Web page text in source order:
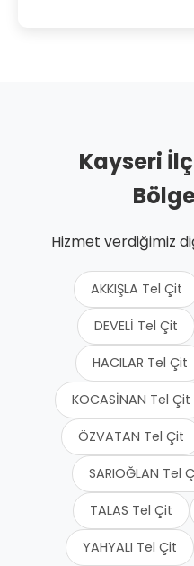
Kayseri
Hizmet verdiğimiz
AKKIŞLA Tel Çit
DEVELİ Tel Çit
HACILAR Tel Çit
KOCASİNAN Tel Çit
ÖZVATAN Tel Çit
SARIOĞLAN Tel
TALAS Tel Çit
YAHYALI Tel Çit